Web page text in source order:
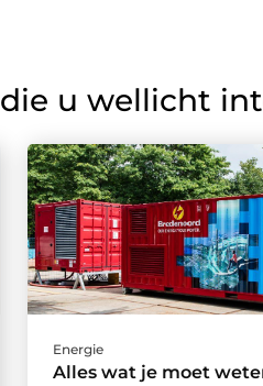
die u wellicht
Energie
Alles wat je moet